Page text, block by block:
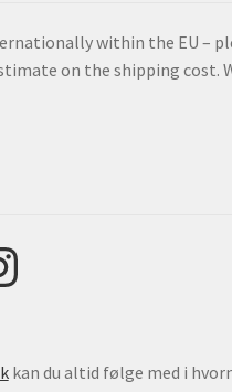
within the EU –
on the shipping cost.
kan du altid følge med i